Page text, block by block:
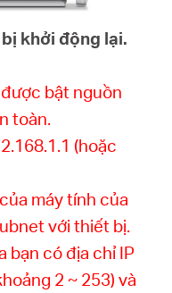
khởi động lại.
bật nguồn
toàn.
(hoặc
máy tính của
với thiết bị.
bạn có địa chỉ IP
2 ~ 253) và